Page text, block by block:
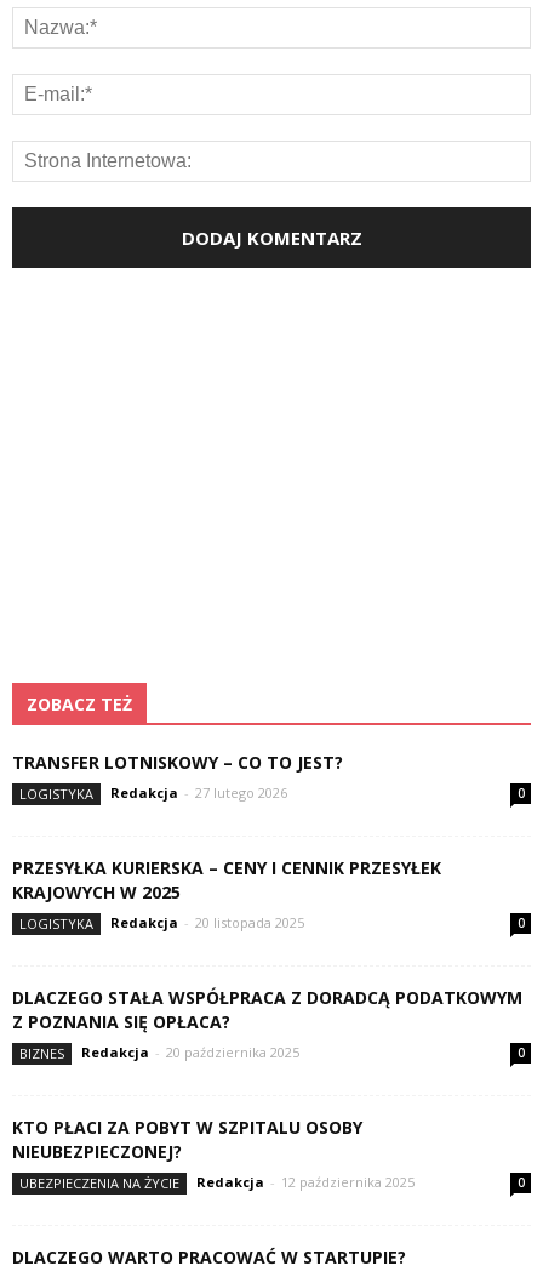
ZOBACZ TEŻ
TRANSFER LOTNISKOWY – CO TO JEST?
LOGISTYKA Redakcja - 27 lutego 2026 0
PRZESYŁKA KURIERSKA – CENY I CENNIK PRZESYŁEK
KRAJOWYCH W 2025
LOGISTYKA Redakcja - 20 listopada 2025 0
DLACZEGO STAŁA WSPÓŁPRACA Z DORADCĄ PODATKOWYM
Z POZNANIA SIĘ OPŁACA?
BIZNES Redakcja - 20 października 2025 0
KTO PŁACI ZA POBYT W SZPITALU OSOBY
NIEUBEZPIECZONEJ?
UBEZPIECZENIA NA ŻYCIE Redakcja - 12 października 2025 0
DLACZEGO WARTO PRACOWAĆ W STARTUPIE?